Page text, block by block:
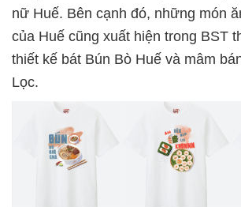
nữ Huế. Bên cạnh đó, những món
của Huế cũng xuất hiện trong BST
thiết kế bát Bún Bò Huế và mâm
Lọc.